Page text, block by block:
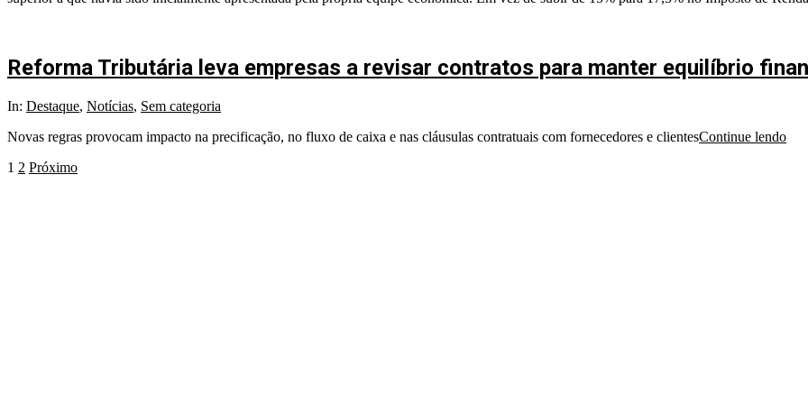
Reforma Tributária leva empresas a revisar contratos para manter equilíbrio
In: Destaque, Notícias, Sem categoria
Novas regras provocam impacto na precificação, no fluxo de caixa e nas cláusulas contratuais com fornecedores e clientesContinue lendo
1 2 Próximo